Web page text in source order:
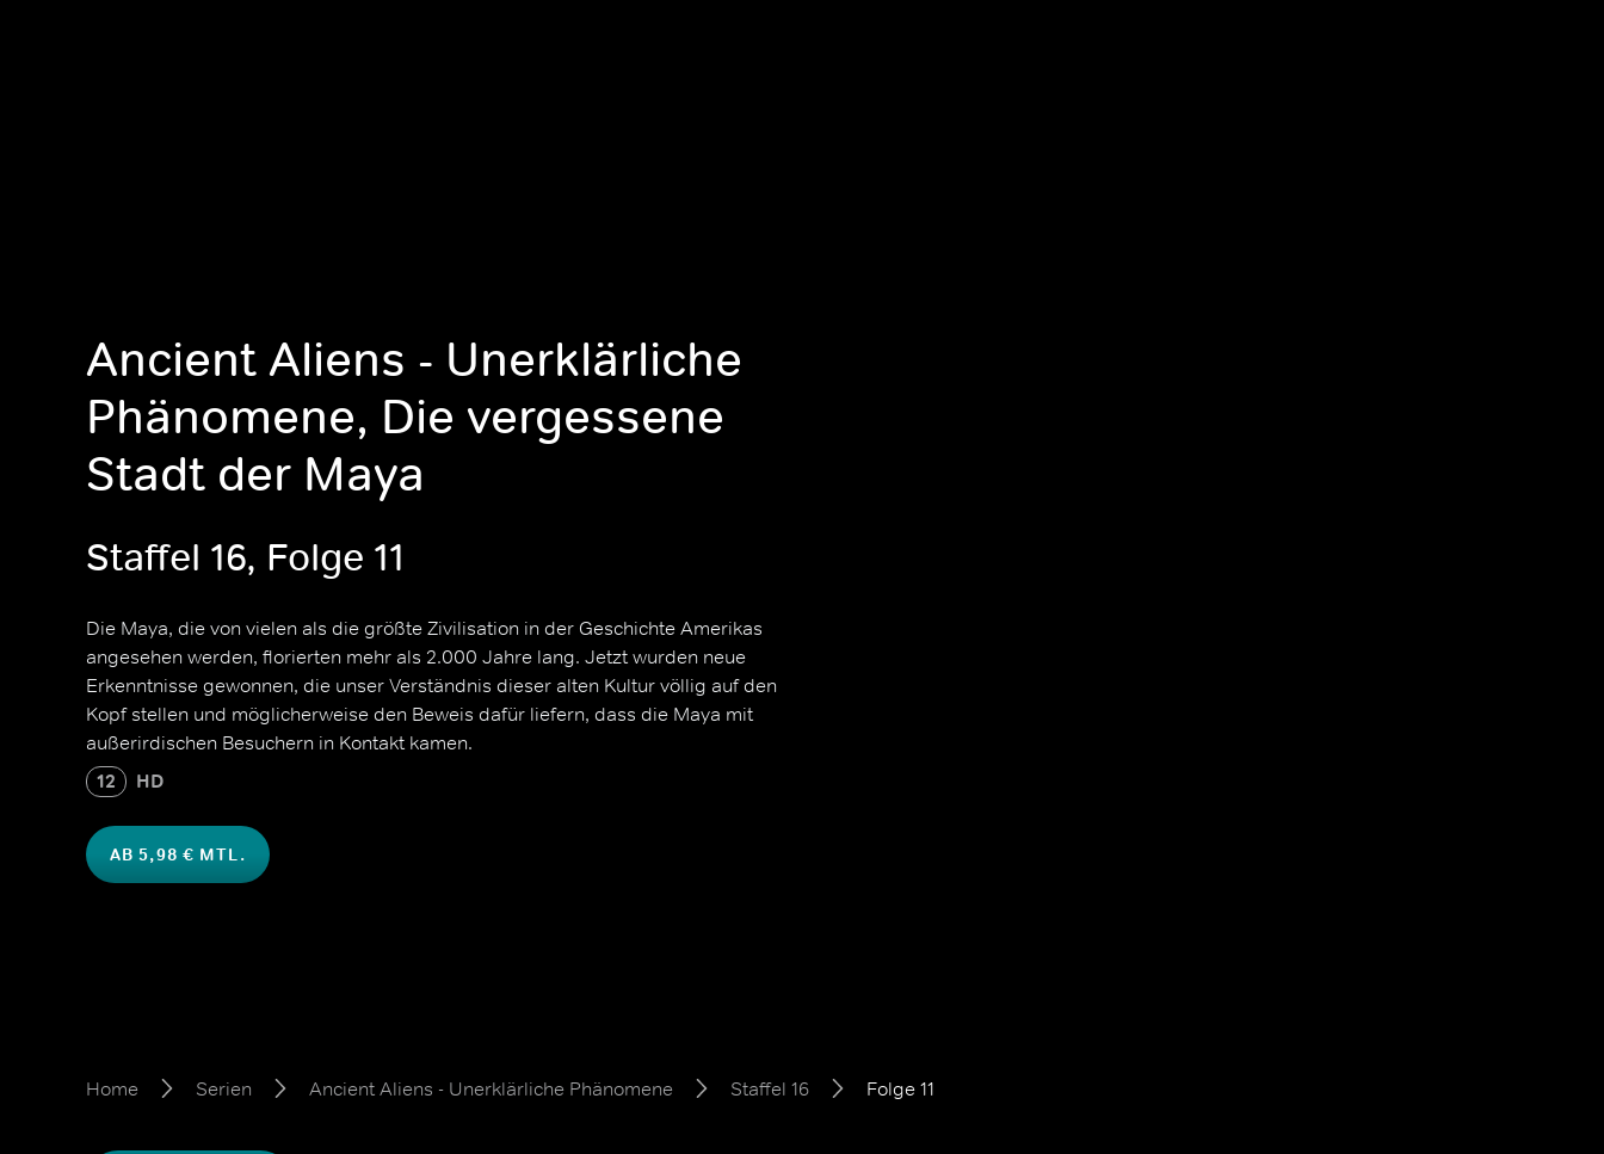
Ancient Aliens - Unerklärliche
Phänomene, Die vergessene
Stadt der Maya
Staffel 16, Folge 11
Die Maya, die von vielen als die größte Zivilisation in der Geschichte Amerikas
angesehen werden, florierten mehr als 2.000 Jahre lang. Jetzt wurden neue
Erkenntnisse gewonnen, die unser Verständnis dieser alten Kultur völlig auf den
Kopf stellen und möglicherweise den Beweis dafür liefern, dass die Maya mit
außerirdischen Besuchern in Kontakt kamen.
12 HD
AB 5,98 € MTL.
Home Serien Ancient Aliens - Unerklärliche Phänomene Staffel 16 Folge 11